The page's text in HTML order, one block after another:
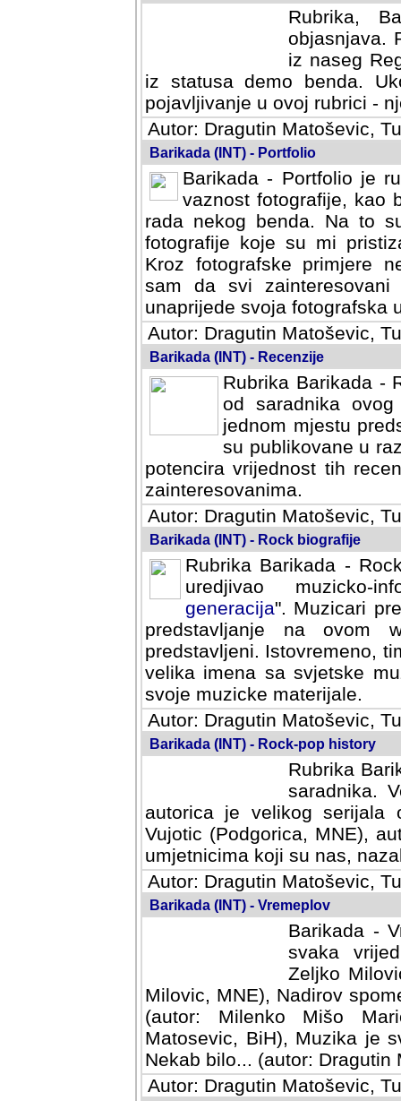
Rubrika,
objasnjava.
iz naseg
iz statusa demo benda.
pojavljivanje u ovoj rubrici -
Autor: Dragutin Matoševic,
Barikada (INT) - Portfolio
Barikada - Portfolio je
vaznost fotografije, kao
rada nekog benda. Na to
fotografije koje su mi
fotografske primjere
svi zainteresovani
svoja fotografska umijeca.
Autor: Dragutin Matoševic,
Barikada (INT) - Recenzije
Rubrika Barikada -
od saradnika
jednom mjestu
su publikovane u
potencira vrijednost tih
zainteresovanima.
Autor: Dragutin Matoševic,
Barikada (INT) - Rock biografije
Rubrika Barikada -
uredjivao muzicko-
Muzicari predstavljeni u
na ovom web portalu
Istovremeno, tim nacinom
sa svjetske muzicke scene
materijale.
Autor: Dragutin Matoševic,
Barikada (INT) - Rock-pop history
Rubrika
saradnika.
autorica je velikog serijala
Vujotic (Podgorica, MNE),
umjetnicima koji su nas,
Autor: Dragutin Matoševic,
Barikada (INT) - Vremeplov
Barikada -
svaka
Milovic,
MNE), Nadirov spomenar
Milenko Mišo Maric, UK),
Muzika je svirala (autor:
(autor: Dragutin Matosevic,
Autor: Dragutin Matoševic,